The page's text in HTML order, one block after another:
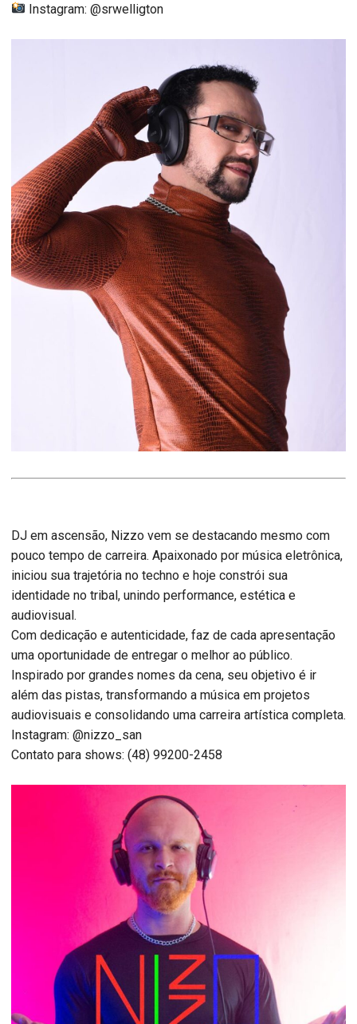
Instagram: @srwelligton
DJ em ascensão, Nizzo vem se destacando mesmo com
pouco tempo de carreira. Apaixonado por música eletrônica,
iniciou sua trajetória no techno e hoje constrói sua
identidade no tribal, unindo performance, estética e
audiovisual.
Com dedicação e autenticidade, faz de cada apresentação
uma oportunidade de entregar o melhor ao público.
Inspirado por grandes nomes da cena, seu objetivo é ir
além das pistas, transformando a música em projetos
audiovisuais e consolidando uma carreira artística completa.
Instagram: @nizzo_san
Contato para shows: (48) 99200-2458